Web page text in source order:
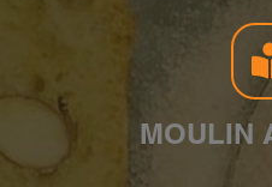
MOULIN